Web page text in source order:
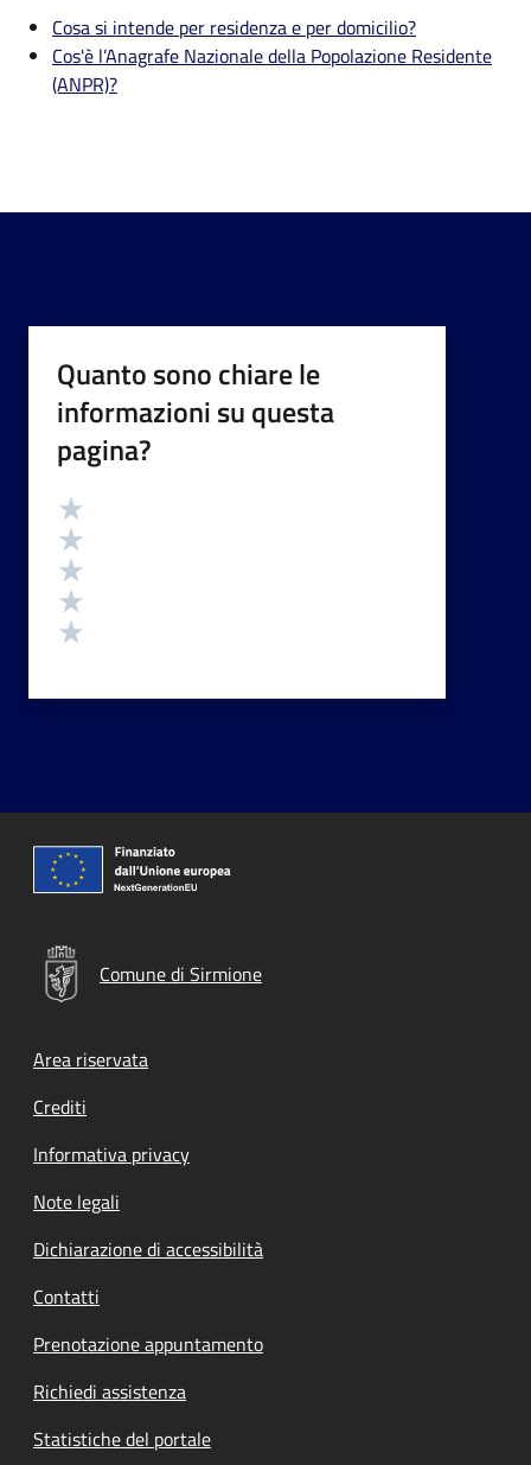
Cosa si intende per residenza e per domicilio?
Cos'è l’Anagrafe Nazionale della Popolazione Residente
(ANPR)?
Quanto sono chiare le
informazioni su questa
pagina?
Valutazione
Comune di Sirmione
Footer menu
Area riservata
Crediti
Informativa privacy
Note legali
Dichiarazione di accessibilità
Contatti
Prenotazione appuntamento
Richiedi assistenza
Statistiche del portale